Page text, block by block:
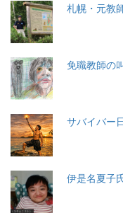
札幌・元教
免職教師の
サバイバー
伊是名夏子